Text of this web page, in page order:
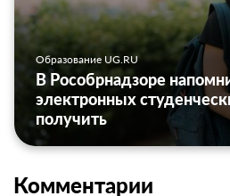
Образование UG.RU
В Рособрнадзоре
электронных
получить
Комментарии